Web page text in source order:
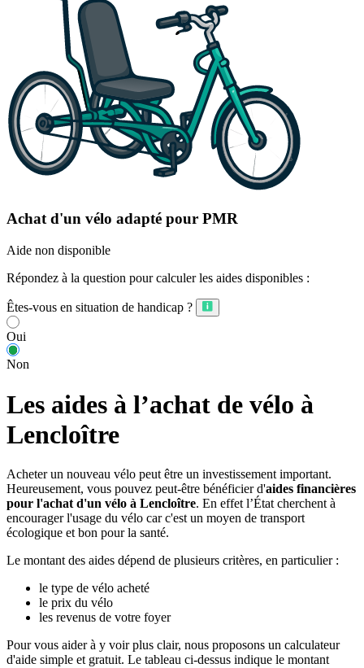
Achat d'un vélo adapté pour PMR
Aide non disponible
Répondez à la question pour calculer les aides disponibles :
Êtes-vous en situation de handicap ?
Oui
Non
Les aides à l’achat de vélo à
Lencloître
Acheter un nouveau vélo peut être un investissement important.
Heureusement, vous pouvez peut-être bénéficier d'aides financières
pour l'achat d'un vélo à Lencloître. En effet l’État cherchent à
encourager l'usage du vélo car c'est un moyen de transport
écologique et bon pour la santé.
Le montant des aides dépend de plusieurs critères, en particulier :
le type de vélo acheté
le prix du vélo
les revenus de votre foyer
Pour vous aider à y voir plus clair, nous proposons un calculateur
d'aide simple et gratuit. Le tableau ci-dessus indique le montant